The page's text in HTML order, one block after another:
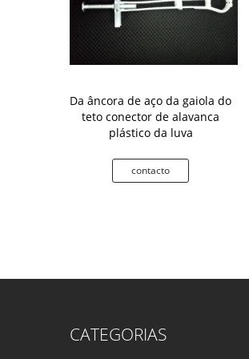
Da âncora de aço da gaiola do
teto conector de alavanca
plástico da luva
contacto
CATEGORIAS